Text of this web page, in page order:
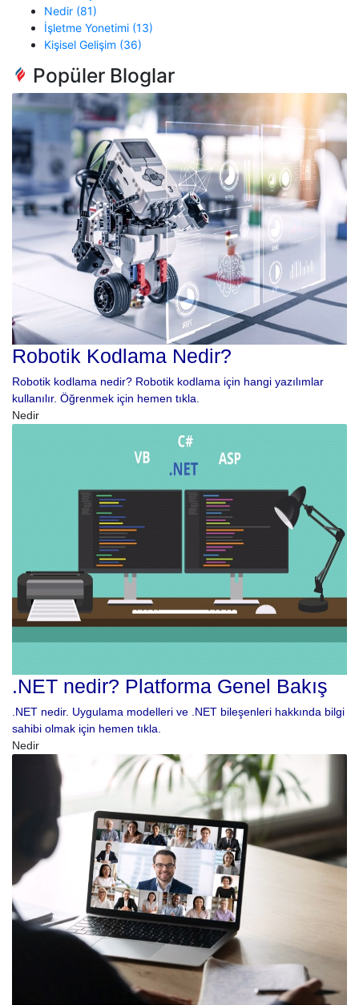
Nedir (81)
İşletme Yonetimi (13)
Kişisel Gelişim (36)
Popüler Bloglar
Robotik Kodlama Nedir?
Robotik kodlama nedir? Robotik kodlama için hangi yazılımlar
kullanılır. Öğrenmek için hemen tıkla.
Nedir
.NET nedir? Platforma Genel Bakış
.NET nedir. Uygulama modelleri ve .NET bileşenleri hakkında bilgi
sahibi olmak için hemen tıkla.
Nedir